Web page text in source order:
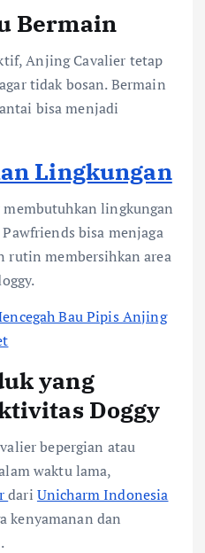
Bermain
Anjing Cavalier tetap
tidak bosan. Bermain
bisa menjadi
Lingkungan
lingkungan
bisa menjaga
rutin membersihkan area
Bau Pipis Anjing
yang
Doggy
bepergian atau
waktu lama,
dari Unicharm Indonesia
kenyamanan dan